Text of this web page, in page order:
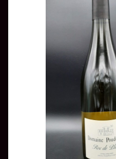
LES ATELIERS
OENOLOGIQUES DE
LA RESERVE DE BACCHUS